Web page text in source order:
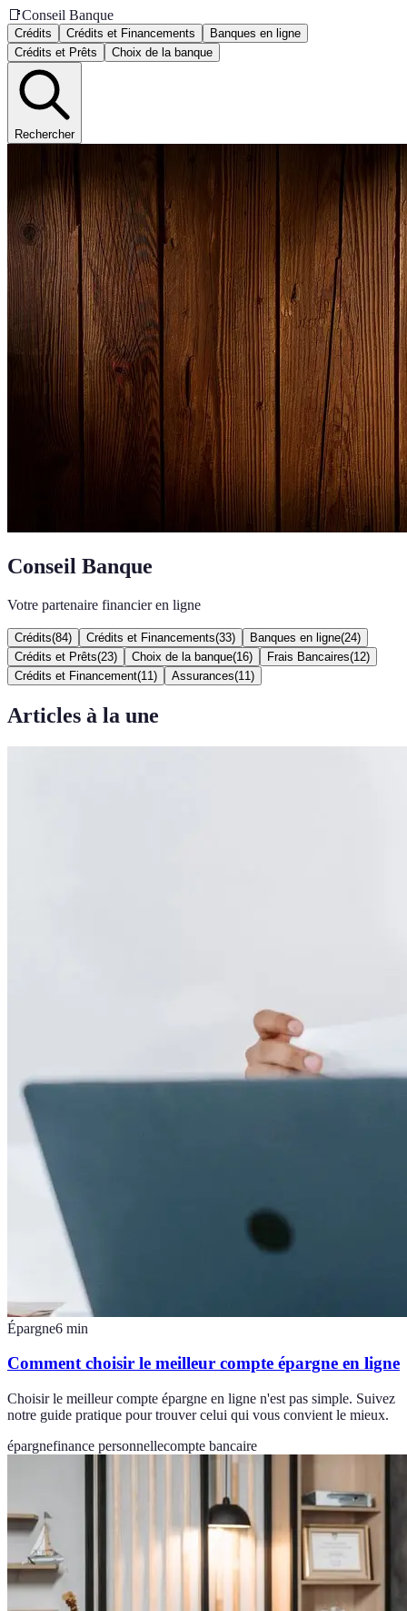
📑Conseil Banque
Crédits Crédits et Financements
Banques en ligne
Crédits et Prêts
Choix de la banque
Rechercher
Conseil Banque
Votre partenaire financier en ligne
Crédits(84) Crédits et Financements(33) Banques en ligne(24)
Crédits et Prêts(23) Choix de la banque(16) Frais Bancaires(12)
Crédits et Financement(11 ) Assurances(11 )
Articles à la une
Épargne6 min
Comment choisir le meilleur compte épargne en ligne
Choisir le meilleur compte épargne en ligne n'est pas simple. Suivez
notre guide pratique pour trouver celui qui vous convient le mieux.
épargnefinance personnellecompte bancaire